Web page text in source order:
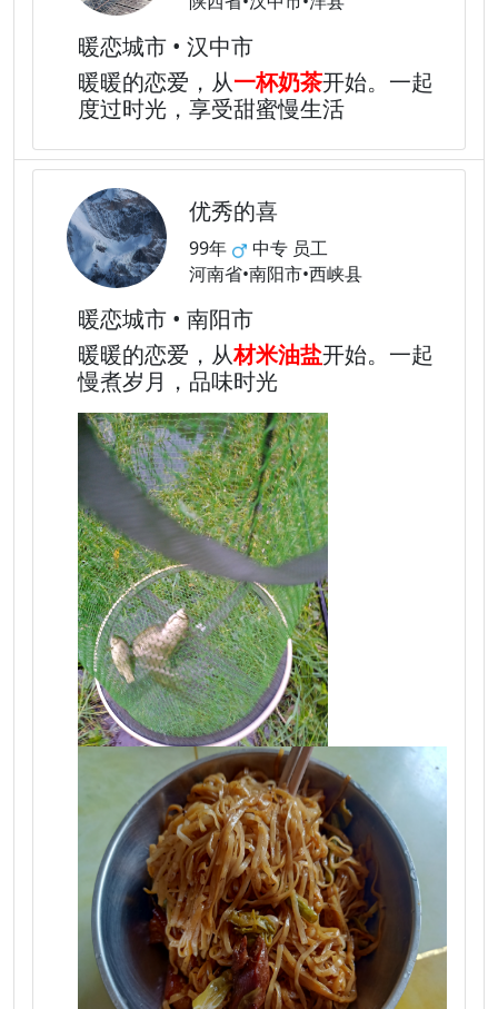
暖恋城市 • 汉中市
暖暖的恋爱，从一杯奶茶开始。一起
度过时光，享受甜蜜慢生活
优秀的喜
99年
中专 员工
河南省•南阳市•西峡县
暖恋城市 • 南阳市
暖暖的恋爱，从材米油盐开始。一起
慢煮岁月，品味时光